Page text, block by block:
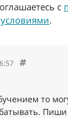
с
условиями.
то
Пиши